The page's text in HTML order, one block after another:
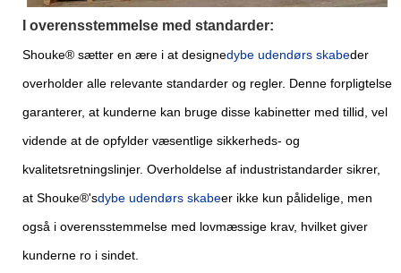
I overensstemmelse med standarder:
Shouke® sætter en ære i at designedybe udendørs skabeder
overholder alle relevante standarder og regler. Denne forpligtelse
garanterer, at kunderne kan bruge disse kabinetter med tillid, vel
vidende at de opfylder væsentlige sikkerheds- og
kvalitetsretningslinjer. Overholdelse af industristandarder sikrer,
at Shouke®'sdybe udendørs skabeer ikke kun pålidelige, men
også i overensstemmelse med lovmæssige krav, hvilket giver
kunderne ro i sindet.